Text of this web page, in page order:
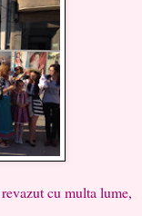
cu multa lume,